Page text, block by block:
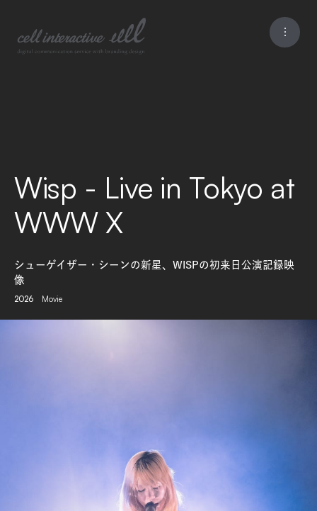
Wisp - Live in Tokyo at
WWW X
シューゲイザー・シーンの新星、WISPの初来日公演記録映
像
2026 Movie